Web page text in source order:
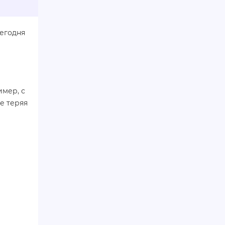
с
теряя